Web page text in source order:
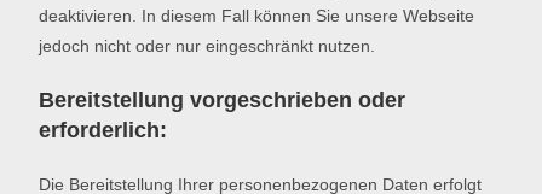
deaktivieren. In diesem Fall können Sie unsere Webseite
jedoch nicht oder nur eingeschränkt nutzen.
Bereitstellung vorgeschrieben oder
erforderlich:
Die Bereitstellung Ihrer personenbezogenen Daten erfolgt